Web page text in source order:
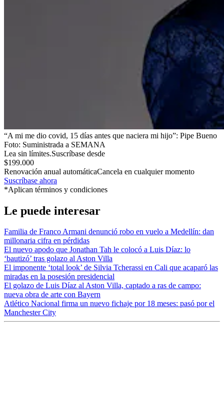
“A mi me dio covid, 15 días antes que naciera mi hijo”: Pipe Bueno
Foto: Suministrada a SEMANA
Lea sin límites.Suscríbase desde
$199.000
Renovación anual automáticaCancela en cualquier momento
Suscríbase ahora
*Aplican términos y condiciones
Le puede interesar
Familia de Franco Armani denunció robo en vuelo a Medellín: dan
millonaria cifra en pérdidas
El nuevo apodo que Jonathan Tah le colocó a Luis Díaz: lo
‘bautizó’ tras golazo al Aston Villa
El imponente ‘total look’ de Silvia Tcherassi en Cali que acaparó las
miradas en la posesión presidencial
El golazo de Luis Díaz al Aston Villa, captado a ras de campo:
nueva obra de arte con Bayern
Atlético Nacional firma un nuevo fichaje por 18 meses: pasó por el
Manchester City